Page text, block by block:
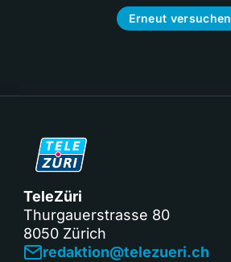
Erneut versuchen
TeleZüri
Thurgauerstrasse 80
8050 Zürich
redaktion@telezueri.ch